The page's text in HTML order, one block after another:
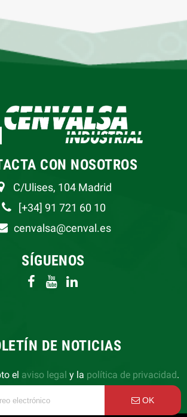
CON NOSOTROS
C/Ulises, 104 Madrid
[+34] 91 721 60 10
cenvalsa@cenval.es
SÍGUENOS
DE NOTICIAS
el aviso legal y la política de privacidad.
OK